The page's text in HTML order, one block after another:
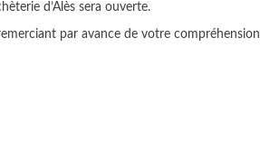
d’Alès sera ouverte.
par avance de votre compréhension